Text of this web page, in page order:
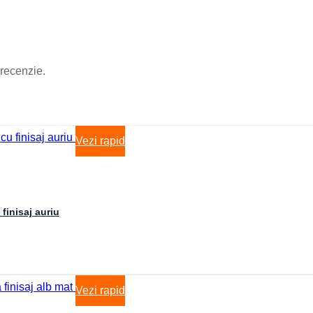
Profile arhitecturale
Profile balustrada
Suport telefon si tableta
UPS-uri
Vezi rapid
finisaj auriu
Vezi rapid